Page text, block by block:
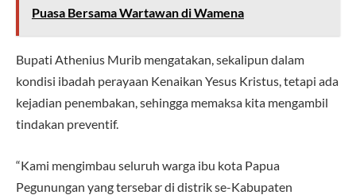
Puasa Bersama Wartawan di Wamena
Bupati Athenius Murib mengatakan, sekalipun dalam
kondisi ibadah perayaan Kenaikan Yesus Kristus, tetapi ada
kejadian penembakan, sehingga memaksa kita mengambil
tindakan preventif.
“Kami mengimbau seluruh warga ibu kota Papua
Pegunungan yang tersebar di distrik se-Kabupaten